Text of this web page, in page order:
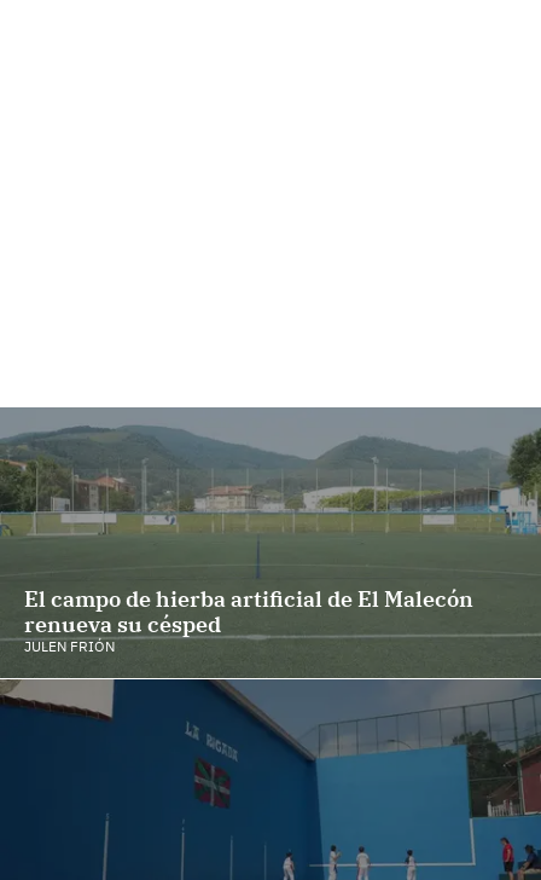
El campo de hierba artificial de El Malecón
renueva su césped
JULEN FRIÓN